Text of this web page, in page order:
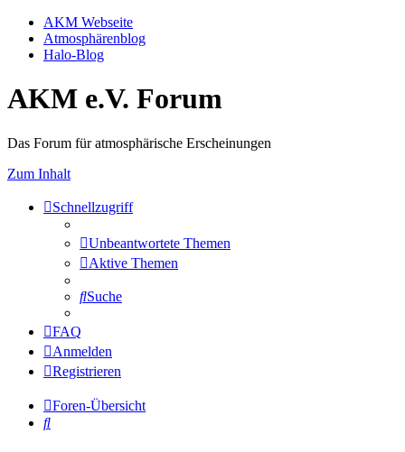
AKM Webseite
Atmosphärenblog
Halo-Blog
AKM e.V. Forum
Das Forum für atmosphärische Erscheinungen
Zum Inhalt
Schnellzugriff
Unbeantwortete Themen
Aktive Themen
Suche
FAQ
Anmelden
Registrieren
Foren-Übersicht
Suche